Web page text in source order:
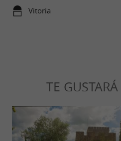
Vitoria
TE GUSTARÁ